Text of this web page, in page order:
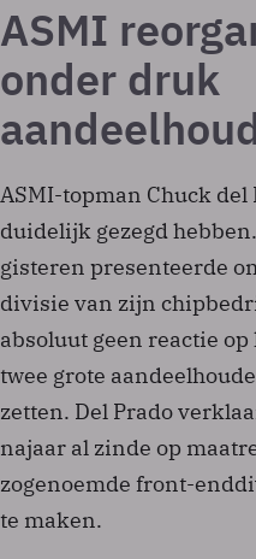
ASMI
onder druk
ASMI-topman Chuck del
duidelijk gezegd
gisteren presenteerde
divisie van zijn
absoluut geen reactie
twee grote
zetten. Del Prado
najaar al zinde op
zogenoemde front-
te maken.